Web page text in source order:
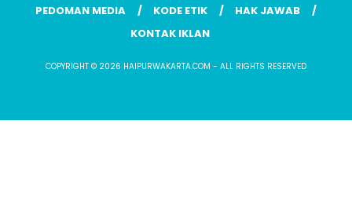
PEDOMAN MEDIA
KODE ETIK
HAK JAWAB
KONTAK IKLAN
COPYRIGHT © 2026 HAIPURWAKARTA.COM - ALL RIGHTS RESERVED